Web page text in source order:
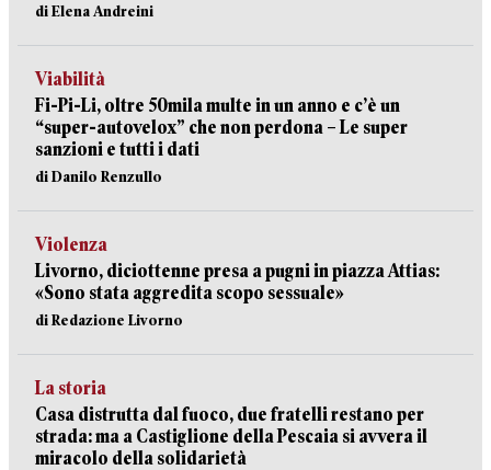
di Elena Andreini
Viabilità
Fi-Pi-Li, oltre 50mila multe in un anno e c’è un
“super-autovelox” che non perdona – Le super
sanzioni e tutti i dati
di Danilo Renzullo
Violenza
Livorno, diciottenne presa a pugni in piazza Attias:
«Sono stata aggredita scopo sessuale»
di Redazione Livorno
La storia
Casa distrutta dal fuoco, due fratelli restano per
strada: ma a Castiglione della Pescaia si avvera il
miracolo della solidarietà